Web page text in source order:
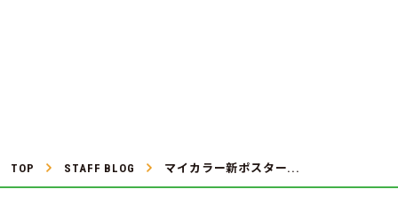
TOP STAFF BLOG マイカラー新ポスター...